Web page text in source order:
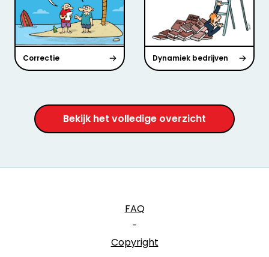
Correctie Dynamiek bedrijven
Bekijk het volledige overzicht
FAQ
-
Copyright